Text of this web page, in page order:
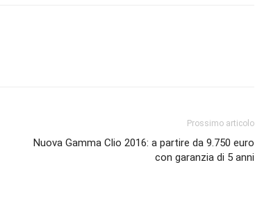
Prossimo articolo
Nuova Gamma Clio 2016: a partire da 9.750 euro
con garanzia di 5 anni